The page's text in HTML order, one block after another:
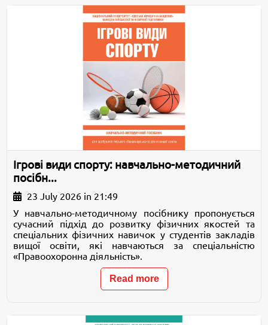
Ігрові види спорту: навчально-методичний
посібн...
23 July 2026 in 21:49
У навчально-методичному посібнику пропонується
сучасний підхід до розвитку фізичних якостей та
спеціальних фізичних навичок у студентів закладів
вищої освіти, які навчаються за спеціальністю
«Правоохоронна діяльність».
Read more